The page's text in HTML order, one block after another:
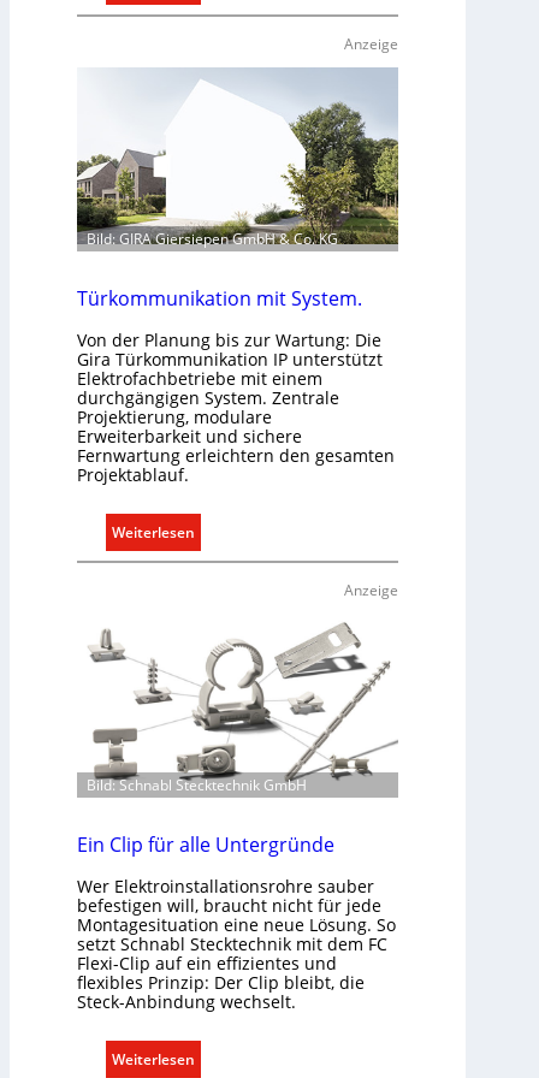
R
m
b
d
r
f
s
g
e
r
c
t
s
s
n
u
d
e
g
e
l
n
Anzeige
Bild: GIRA Giersiepen GmbH & Co. KG
Türkommunikation mit System.
Von der Planung bis zur Wartung: Die
Gira Türkommunikation IP unterstützt
Elektrofachbetriebe mit einem
durchgängigen System. Zentrale
Projektierung, modulare
Erweiterbarkeit und sichere
Fernwartung erleichtern den gesamten
Projektablauf.
Weiterlesen
T
m
m
u
n
i
a
i
o
n
m
i
t
S
Anzeige
Bild: Schnabl Stecktechnik GmbH
Ein Clip für alle Untergründe
Wer Elektroinstallationsrohre sauber
befestigen will, braucht nicht für jede
Montagesituation eine neue Lösung. So
setzt Schnabl Stecktechnik mit dem FC
Flexi-Clip auf ein effizientes und
flexibles Prinzip: Der Clip bleibt, die
Steck-Anbindung wechselt.
Weiterlesen